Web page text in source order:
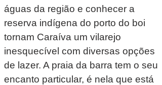
águas da região e conhecer a
reserva indígena do porto do boi
tornam Caraíva um vilarejo
inesquecível com diversas opções
de lazer. A praia da barra tem o seu
encanto particular, é nela que está